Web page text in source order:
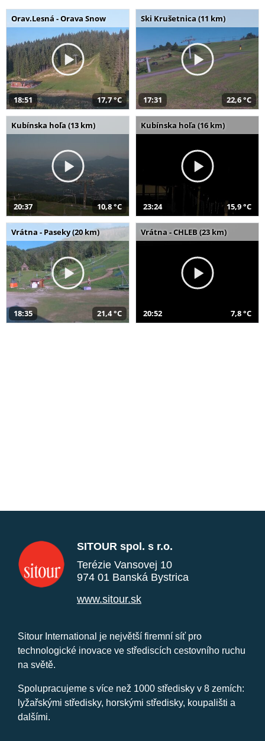
Orav.Lesná - Orava Snow
18:51 17,7 °C
Ski Krušetnica (11 km)
17:31 22,6 °C
Kubínska hoľa (13 km)
20:37 10,8 °C
Kubínska hoľa (16 km)
23:24 15,9 °C
Vrátna - Paseky (20 km)
18:35 21,4 °C
Vrátna - CHLEB (23 km)
20:52 7,8 °C
SITOUR spol. s r.o.
Terézie Vansovej 10
974 01 Banská Bystrica
www.sitour.sk
Sitour International je největší firemní síť pro
technologické inovace ve střediscích cestovního ruchu
na světě.
Spolupracujeme s více než 1000 středisky v 8 zemích:
lyžařskými středisky, horskými středisky, koupališti a
dalšími.